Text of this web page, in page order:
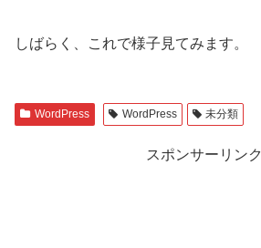
しばらく、これで様子見てみます。
WordPress WordPress 未分類
スポンサーリンク